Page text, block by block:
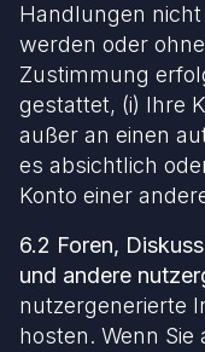
Handlungen
werden oder
Zustimmung
gestattet, (i) Ihre
außer an einen
es absichtlich
Konto einer
6.2 Foren,
und andere
nutzergenerierte
hosten. Wenn Sie